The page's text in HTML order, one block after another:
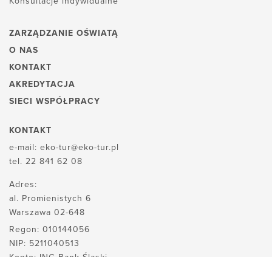
ZARZĄDZANIE OŚWIATĄ
O NAS
KONTAKT
AKREDYTACJA
SIECI WSPÓŁPRACY
KONTAKT
e-mail: eko-tur@eko-tur.pl
tel. 22 841 62 08
Adres:
al. Promienistych 6
Warszawa 02-648
Regon: 010144056
NIP: 5211040513